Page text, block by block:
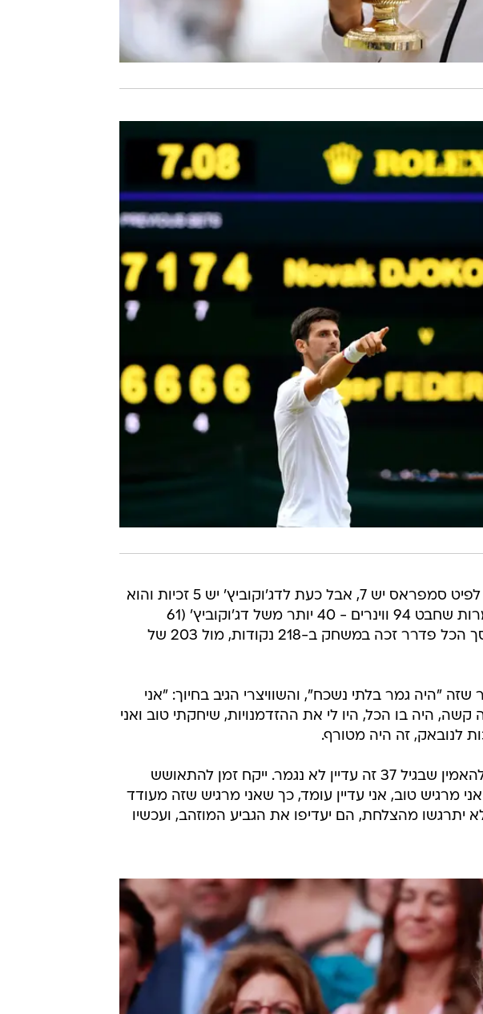
פדרר עדיין מוביל בזכיות בווימבלדון (8), לפיט סמפראס יש 7, אבל כעת לדג'וקוביץ' יש 5 זכיות והוא
השתווה לביורן בורג. השוויצרי הפסיד למרות שחבט 94 ווינרים - 40 יותר משל דג'וקוביץ' (61
שגיאות לא מחויבות מול 52 של נולה). בסך הכל פדרר זכה במשחק ב-218 נקודות, מול 203 של
"היה גמר בלתי נשכח", והשוויצרי הגיב בחיוך: "אני
היה בו הכל, היו לי את ההזדמנויות, שיחקתי טוב ואני
לנובאק, זה היה מטורף.
"אני מקווה שאני נותן לאחרים הזדמנות להאמין שבגיל 37 זה עדיין לא נגמר. ייקח זמן להתאושש
מרגיש טוב, אני עדיין עומד, כך שאני מרגיש שזה מעודד
הם לא יתרגשו מהצלחת, הם יעדיפו את הגביע המוזהב, ועכשיו